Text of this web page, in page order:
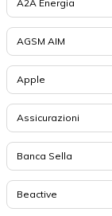
A2A Energia
AGSM AIM
Apple
Assicurazioni
Banca Sella
Beactive